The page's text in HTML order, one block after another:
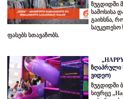
ზუგდიდში
სამოსისა
გაიხსნა,
საუკეთესო
ფასებს სთავაზობს.
ზღაპრული
ვიდეო)
ზუგდიდში
სივრცე